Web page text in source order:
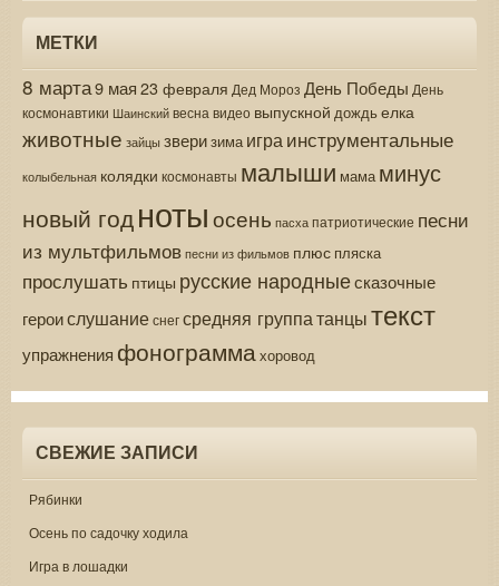
МЕТКИ
8 марта9 мая 23 февраля Дед Мороз День Победы День
космонавтики Шаинскийвесна видео выпускной дождь елка
животные зайцы зверизима играинструментальные
колыбельная колядки космонавты малыши мама минус
новый годнотыосень пасха патриотические песни
из мультфильмов песни из фильмов плюс пляска
прослушать птицы русские народныесказочные
героислушаниеснегсредняя группатанцытекст
упражнения фонограммахоровод
СВЕЖИЕ ЗАПИСИ
Рябинки
Осень по садочку ходила
Игра в лошадки